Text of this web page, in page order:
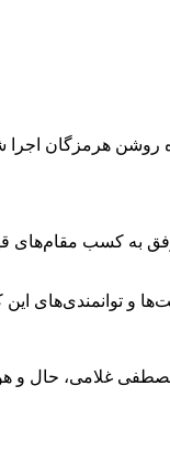
روشن هرمزگان
به کسب مقام‌های
و توانمندی‌های
غلامی، حال و